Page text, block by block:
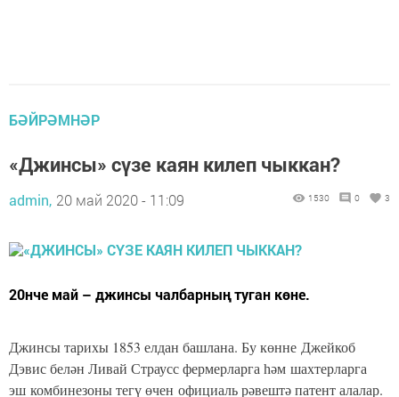
БӘЙРӘМНӘР
«Джинсы» сүзе каян килеп чыккан?
admin, 20 май 2020 - 11:09 1530 0 3
20нче май – джинсы чалбарның туган көне.
Джинсы тарихы 1853 елдан башлана. Бу көнне Джейкоб
Дэвис белән Ливай Страусс фермерларга һәм шахтерларга
эш комбинезоны тегү өчен официаль рәвештә патент алалар.